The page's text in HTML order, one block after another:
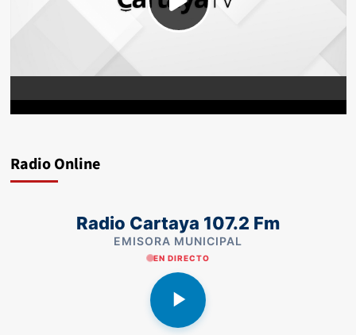
Radio Online
Radio Cartaya 107.2 Fm
EMISORA MUNICIPAL
EN DIRECTO